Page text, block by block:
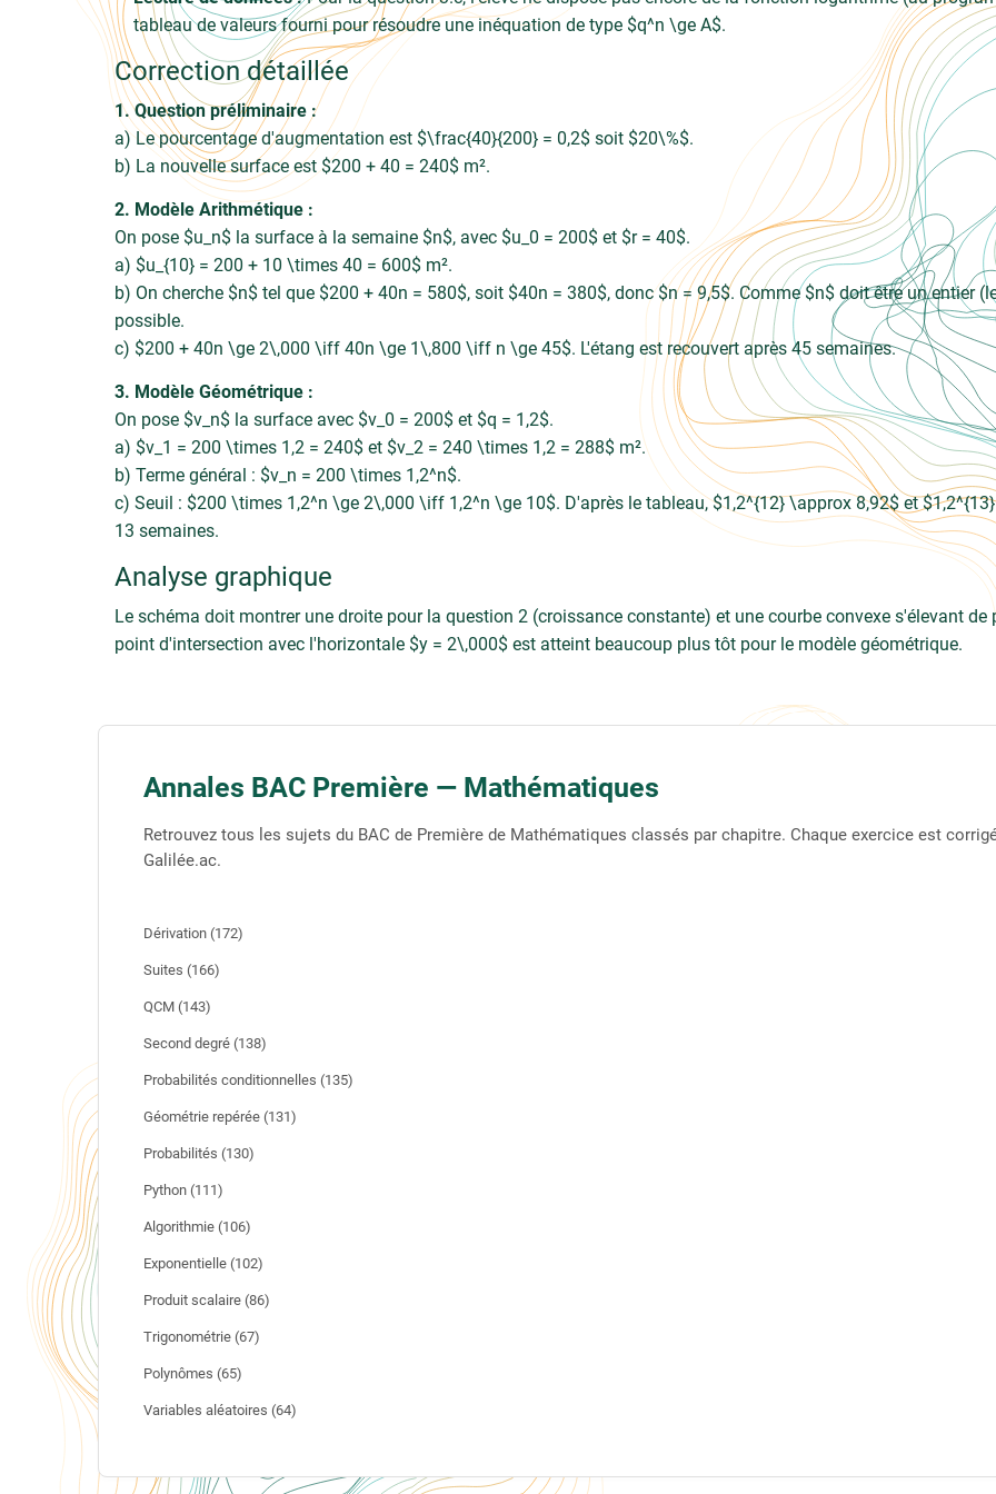
tableau de valeurs fourni pour résoudre une inéquation de type $q^n \ge A$.
Correction détaillée
1. Question préliminaire :
a) Le pourcentage d'augmentation est $\frac{40}{200} = 0,2$ soit $20\%$.
b) La nouvelle surface est $200 + 40 = 240$ m².
2. Modèle Arithmétique :
On pose $u_n$ la surface à la semaine $n$, avec $u_0 = 200$ et $r = 40$.
a) $u_{10} = 200 + 10 \times 40 = 600$ m².
b) On cherche $n$ tel que $200 + 40n = 580$, soit $40n = 380$, donc $n = 9,5$. Comme $n$ doit être un entier
possible.
c) $200 + 40n \ge 2\,000 \iff 40n \ge 1\,800 \iff n \ge 45$. L'étang est recouvert après 45 semaines.
3. Modèle Géométrique :
On pose $v_n$ la surface avec $v_0 = 200$ et $q = 1,2$.
a) $v_1 = 200 \times 1,2 = 240$ et $v_2 = 240 \times 1,2 = 288$ m².
b) Terme général : $v_n = 200 \times 1,2^n$.
c) Seuil : $200 \times 1,2^n \ge 2\,000 \iff 1,2^n \ge 10$. D'après le tableau, $1,2^{12} \approx 8,92$ et
13 semaines.
Analyse graphique
Le schéma doit montrer une droite pour la question 2 (croissance constante) et une courbe convexe s'élevant
point d'intersection avec l'horizontale $y = 2\,000$ est atteint beaucoup plus tôt pour le modèle géométrique.
Annales BAC Première — Mathématiques
Retrouvez tous les sujets du BAC de Première de Mathématiques classés par chapitre. Chaque exercice est
Galilée.ac.
Dérivation (172)
Suites (166)
QCM (143)
Second degré (138)
Probabilités conditionnelles (135)
Géométrie repérée (131)
Probabilités (130)
Python (111)
Algorithmie (106)
Exponentielle (102)
Produit scalaire (86)
Trigonométrie (67)
Polynômes (65)
Variables aléatoires (64)